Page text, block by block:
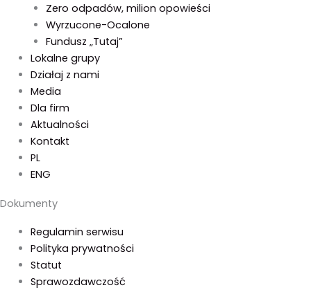
Zero odpadów, milion opowieści
Wyrzucone-Ocalone
Fundusz „Tutaj”
Lokalne grupy
Działaj z nami
Media
Dla firm
Aktualności
Kontakt
PL
ENG
Dokumenty
Regulamin serwisu
Polityka prywatności
Statut
Sprawozdawczość